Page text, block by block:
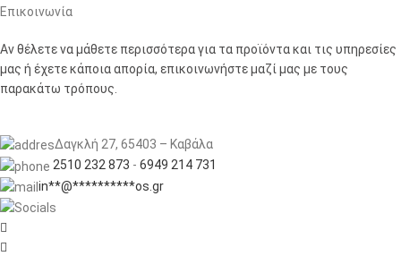
Επικοινωνία
Αν θέλετε να μάθετε περισσότερα για τα προϊόντα και τις υπηρεσίες
μας ή έχετε κάποια απορία, επικοινωνήστε μαζί μας με τους
παρακάτω τρόπους.
Δαγκλή 27, 65403 – Καβάλα
2510 232 873 - 6949 214 731
in**@**********os.gr

